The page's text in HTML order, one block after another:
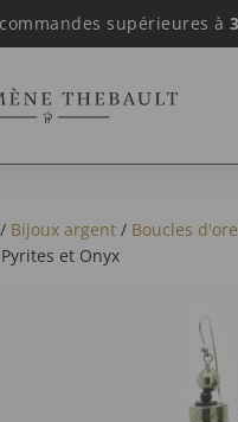
supérieures à
/ Bijoux argent/ Boucles
et Onyx